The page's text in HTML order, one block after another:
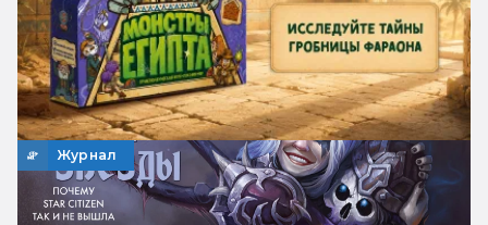
Журнал